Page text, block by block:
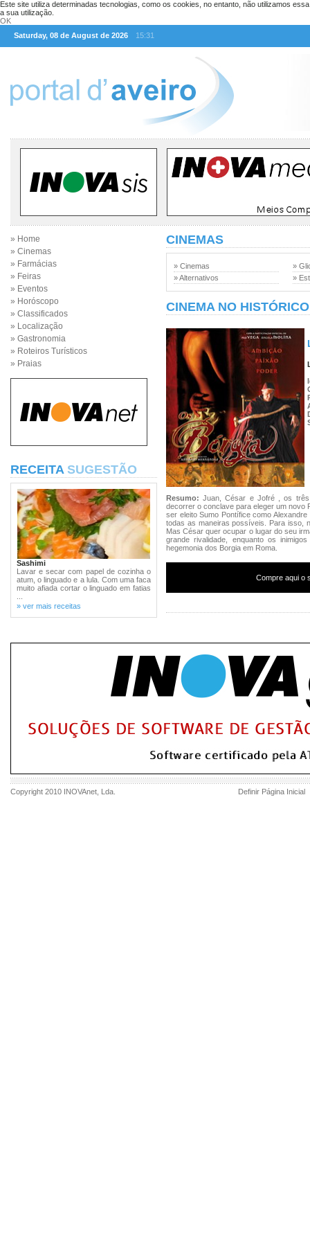
Este site utiliza determinadas tecnologias, como os cookies, no entanto, não utilizamos
a sua utilização.
OK
Saturday, 08 de August de 2026
15:31
» Home
» Cinemas
» Farmácias
» Feiras
» Eventos
» Horóscopo
» Classificados
» Localização
» Gastronomia
» Roteiros Turísticos
» Praias
RECEITA SUGESTÃO
Sashimi
Lavar e secar com papel de cozinha o
atum, o linguado e a lula. Com uma faca
muito afiada cortar o linguado em fatias
» ver mais receitas
CINEMAS
» Cinemas
» Alternativos
»
»
CINEMA NO HISTÓRICO
Resumo:Juan, César e Jofré , os três
decorrer o conclave para eleger um novo
ser eleito Sumo Pontífice como
todas as maneiras possíveis. Para isso,
Mas César quer ocupar o lugar do seu
grande rivalidade, enquanto os
hegemonia dos Borgia em Roma.
Compre aqui o
Copyright 2010 INOVAnet , Lda. Definir Página Inicial